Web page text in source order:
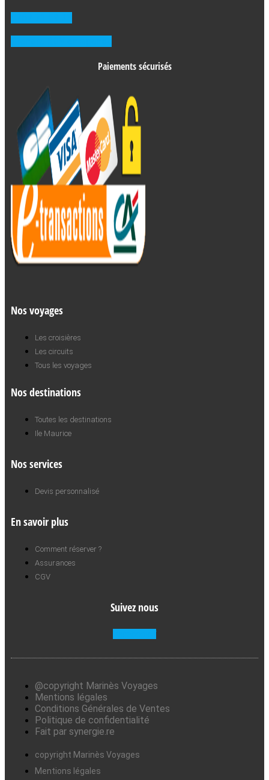
Paiements sécurisés
Nos voyages
Les croisières
Les circuits
Tous les voyages
Nos destinations
Toutes les destinations
Ile Maurice
Nos services
Devis personnalisé
En savoir plus
Comment réserver ?
Assurances
CGV
Suivez nous
@copyright Marinès Voyages
Mentions légales
Conditions Générales de Ventes
Politique de confidentialité
Fait par synergie.re
copyright Marinès Voyages
Mentions légales